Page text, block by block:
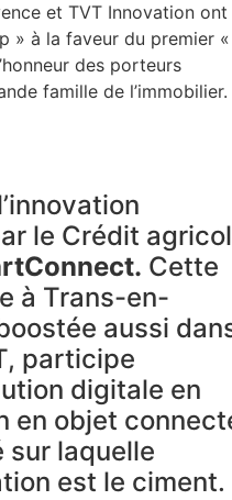
et TVT Innovation ont
» à la faveur du premier «
des porteurs
famille de l’immobilier.
le Crédit
Cette
à Trans-en-
aussi
participe
digitale en
en objet
sur laquelle
est le ciment.